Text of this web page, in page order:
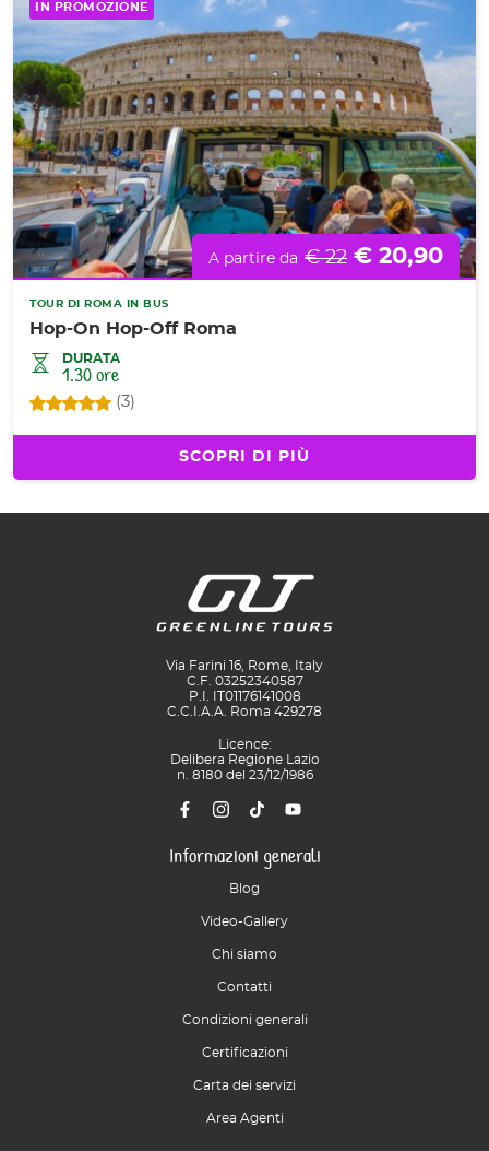
IN PROMOZIONE
A partire da € 22 € 20,90
TOUR DI ROMA IN BUS
Hop-On Hop-Off Roma
DURATA
1.30 ore
(3)
SCOPRI DI PIÙ
Via Farini 16, Rome, Italy
C.F. 03252340587
P.I. IT01176141008
C.C.I.A.A. Roma 429278
Licence:
Delibera Regione Lazio
n. 8180 del 23/12/1986
Informazioni generali
Blog
Video-Gallery
Chi siamo
Contatti
Condizioni generali
Certificazioni
Carta dei servizi
Area Agenti